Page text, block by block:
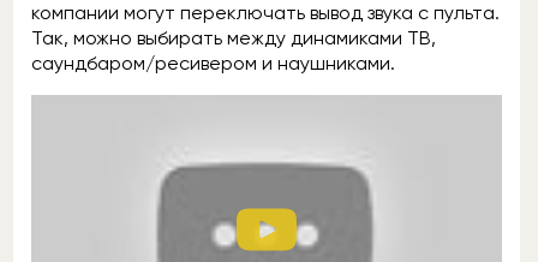
компании могут переключать вывод звука с пульта.
Так, можно выбирать между динамиками ТВ,
саундбаром/ресивером и наушниками.